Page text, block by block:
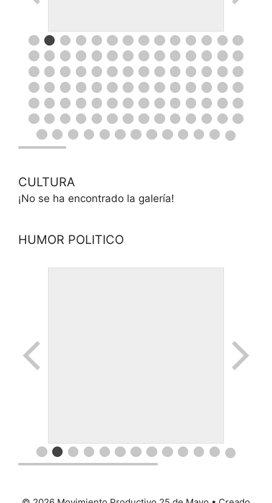
CULTURA
¡No se ha encontrado la galería!
HUMOR POLITICO